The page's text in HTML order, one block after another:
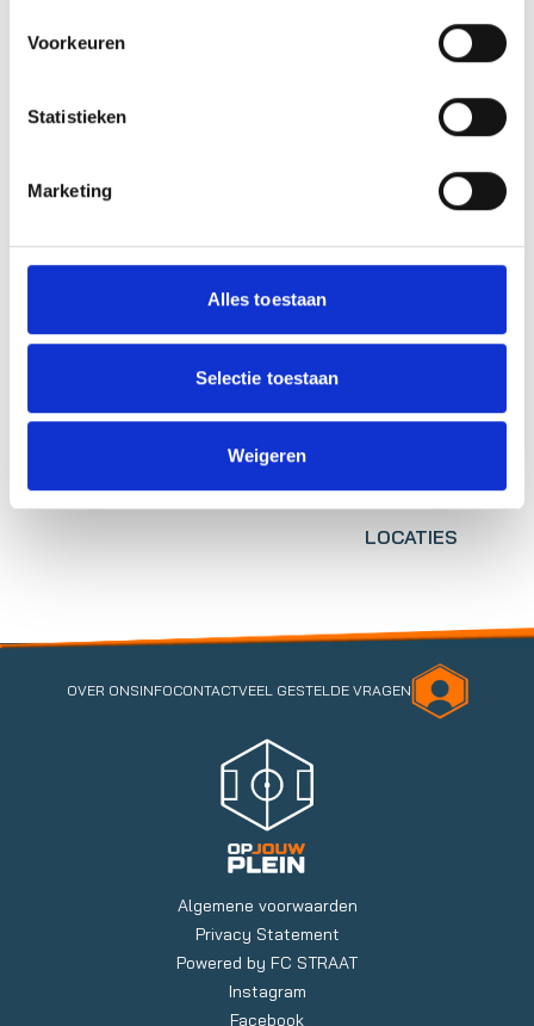
Voorkeuren
Statistieken
Marketing
Alles toestaan
Selectie toestaan
Weigeren
Er zijn nog geen activiteiten bekend
van deze sportaanbieder.
Bekijk alle activiteiten
CONTACTGEVENS
https://www.solnetwerk.nl/onze-locaties/heel-
LOCATIES
OVER ONSINFOCONTACTVEEL GESTELDE VRAGEN
Algemene voorwaarden
Privacy Statement
Powered by FC STRAAT
Instagram
Facebook